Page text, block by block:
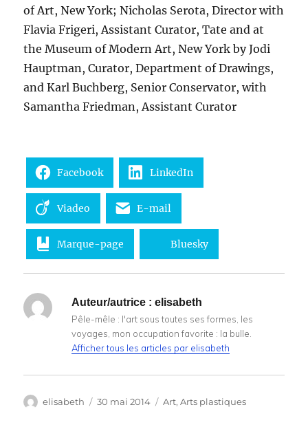
of Art, New York; Nicholas Serota, Director with
Flavia Frigeri, Assistant Curator, Tate and at
the Museum of Modern Art, New York by Jodi
Hauptman, Curator, Department of Drawings,
and Karl Buchberg, Senior Conservator, with
Samantha Friedman, Assistant Curator
Facebook LinkedIn
Viadeo E-mail
Marque-page Bluesky
Auteur/autrice : elisabeth
Pêle-mêle : l'art sous toutes ses formes, les
voyages, mon occupation favorite : la bulle.
Afficher tous les articles par elisabeth
Auteur
elisabeth
Publié
30 mai 2014 Catégories
Art,Arts plastiques